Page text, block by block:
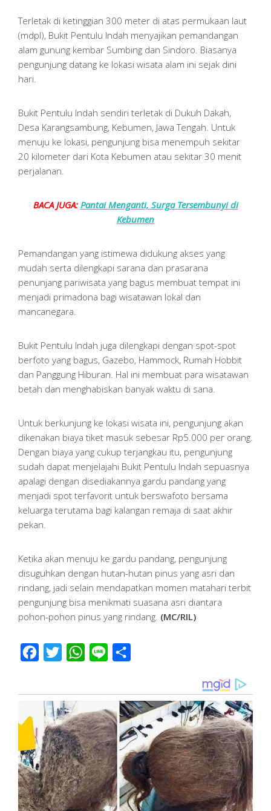
Terletak di ketinggian 300 meter di atas permukaan laut
(mdpl), Bukit Pentulu Indah menyajikan pemandangan
alam gunung kembar Sumbing dan Sindoro. Biasanya
pengunjung datang ke lokasi wisata alam ini sejak dini
hari.
Bukit Pentulu Indah sendiri terletak di Dukuh Dakah,
Desa Karangsambung, Kebumen, Jawa Tengah. Untuk
menuju ke lokasi, pengunjung bisa menempuh sekitar
20 kilometer dari Kota Kebumen atau sekitar 30 menit
perjalanan.
BACA JUGA: Pantai Menganti, Surga Tersembunyi di
Kebumen
Pemandangan yang istimewa didukung akses yang
mudah serta dilengkapi sarana dan prasarana
penunjang pariwisata yang bagus membuat tempat ini
menjadi primadona bagi wisatawan lokal dan
mancanegara.
Bukit Pentulu Indah juga dilengkapi dengan spot-spot
berfoto yang bagus, Gazebo, Hammock, Rumah Hobbit
dan Panggung Hiburan. Hal ini membuat para wisatawan
betah dan menghabiskan banyak waktu di sana.
Untuk berkunjung ke lokasi wisata ini, pengunjung akan
dikenakan biaya tiket masuk sebesar Rp5.000 per orang.
Dengan biaya yang cukup terjangkau itu, pengunjung
sudah dapat menjelajahi Bukit Pentulu Indah sepuasnya
apalagi dengan disediakannya gardu pandang yang
menjadi spot terfavorit untuk berswafoto bersama
keluarga terutama bagi kalangan remaja di saat akhir
pekan.
Ketika akan menuju ke gardu pandang, pengunjung
disuguhkan dengan hutan-hutan pinus yang asri dan
rindang, jadi selain mendapatkan momen matahari terbit
pengunjung bisa menikmati suasana asri diantara
pohon-pohon pinus yang rindang. (MC/RIL)
Facebook
Twitter WhatsApp
Line